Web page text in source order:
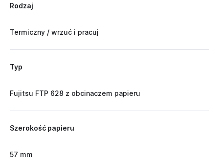
Rodzaj
Termiczny / wrzuć i pracuj
Typ
Fujitsu FTP 628 z obcinaczem papieru
Szerokość papieru
57 mm